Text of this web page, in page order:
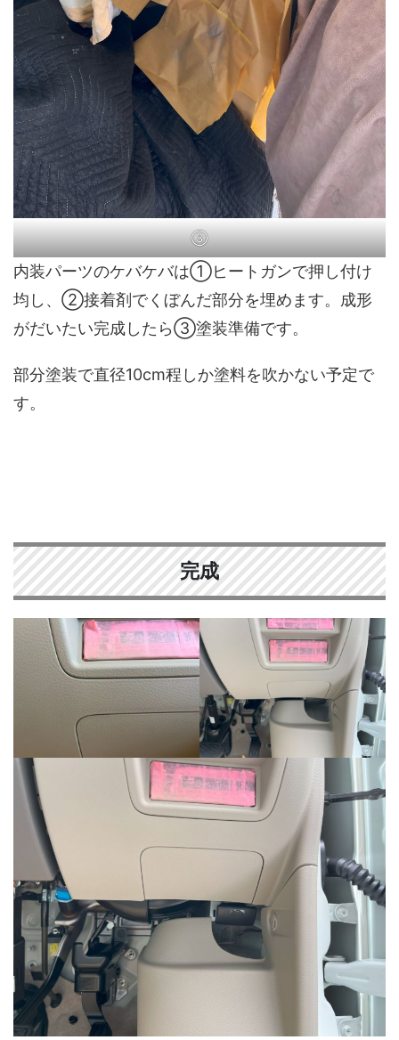
③
内装パーツのケバケバは①ヒートガンで押し付け
均し、②接着剤でくぼんだ部分を埋めます。成形
がだいたい完成したら③塗装準備です。
部分塗装で直径10cm程しか塗料を吹かない予定で
す。
完成